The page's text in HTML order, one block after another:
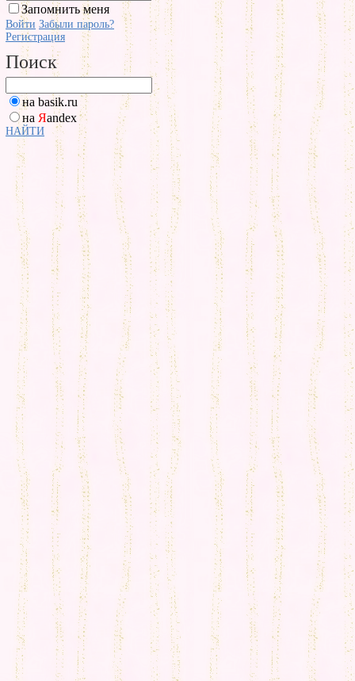
Запомнить меня
Войти Забыли пароль?
Регистрация
Поиск
на basik.ru
на Яandex
НАЙТИ